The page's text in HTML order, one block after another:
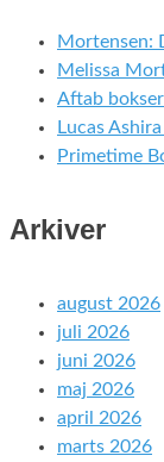
Mortensen:
Melissa
Aftab
Lucas
Primetime
Arkiver
august 2026
juli 2026
juni 2026
maj 2026
april 2026
marts 2026